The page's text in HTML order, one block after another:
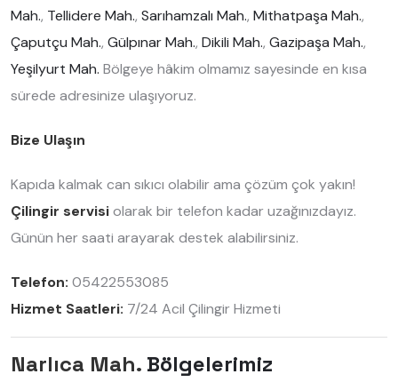
Mah., Tellidere Mah., Sarıhamzalı Mah., Mithatpaşa Mah.,
Çaputçu Mah., Gülpınar Mah., Dikili Mah., Gazipaşa Mah.,
Yeşilyurt Mah. Bölgeye hâkim olmamız sayesinde en kısa
sürede adresinize ulaşıyoruz.
Bize Ulaşın
Kapıda kalmak can sıkıcı olabilir ama çözüm çok yakın!
Çilingir servisiolarak bir telefon kadar uzağınızdayız.
Günün her saati arayarak destek alabilirsiniz.
Telefon: 05422553085
Hizmet Saatleri: 7/24 Acil Çilingir Hizmeti
Narlıca Mah. Bölgelerimiz